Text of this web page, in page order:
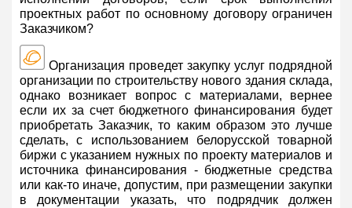
проектных работ по основному договору ограничен
Заказчиком?
Организация проведет закупку услуг подрядной
организации по строительству нового здания склада,
однако возникает вопрос с материалами, вернее
если их за счет бюджетного финансирования будет
приобретать Заказчик, то каким образом это лучше
сделать, с использованием белорусской товарной
биржи с указанием нужных по проекту материалов и
источника финансирования - бюджетные средства
или как-то иначе, допустим, при размещении закупки
в документации указать, что подрядчик должен